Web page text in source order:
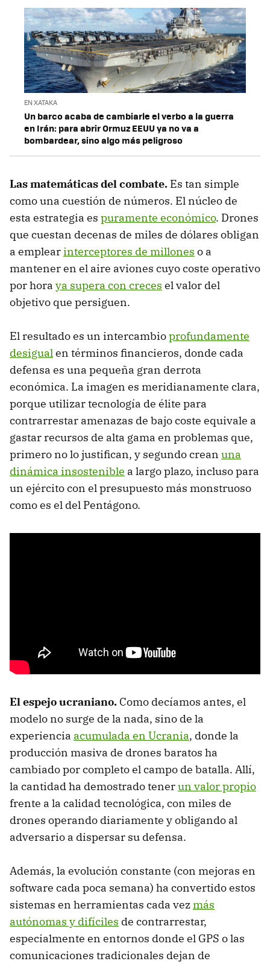
EN XATAKA
Un barco acaba de cambiarle el verbo a la guerra
en Irán: para abrir Ormuz EEUU ya no va a
bombardear, sino algo más peligroso
Las matemáticas del combate. Es tan simple
como una cuestión de números. El núcleo de
esta estrategia es puramente económico. Drones
que cuestan decenas de miles de dólares obligan
a emplearinterceptores de millones o a
mantener en el aire aviones cuyo coste operativo
por hora ya supera con creces el valor del
objetivo que persiguen.
El resultado es un intercambioprofundamente
desigualen términos financieros, donde cada
defensa es una pequeña gran derrota
económica. La imagen es meridianamente clara,
porque utilizar tecnología de élite para
contrarrestar amenazas de bajo coste equivale a
gastar recursos de alta gama en problemas que,
primero no lo justifican, y segundo crean una
dinámica insostenible a largo plazo, incluso para
un ejército con el presupuesto más monstruoso
como es el del Pentágono.
El espejo ucraniano. Como decíamos antes, el
modelo no surge de la nada, sino de la
experiencia acumulada en Ucrania, donde la
producción masiva de drones baratos ha
cambiado por completo el campo de batalla. Allí,
la cantidad ha demostrado tenerun valor propio
frente a la calidad tecnológica, con miles de
drones operando diariamente y obligando al
adversario a dispersar su defensa.
Además, la evolución constante (con mejoras en
software cada poca semana) ha convertido estos
sistemas en herramientas cada vezmás
autónomas y difíciles de contrarrestar,
especialmente en entornos donde el GPS o las
comunicaciones tradicionales dejan de